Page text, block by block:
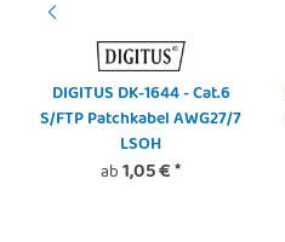
DIGITUS DK-1644 - Cat.6
S/FTP Patchkabel AWG27/7
LSOH
ab1,05 €*